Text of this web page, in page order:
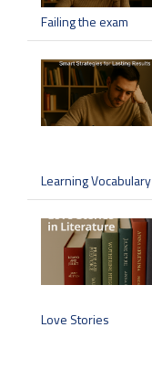
Failing the exam
Learning Vocabulary
Love Stories